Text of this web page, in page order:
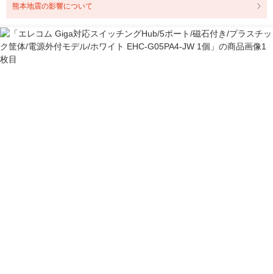
熊本地震の影響について